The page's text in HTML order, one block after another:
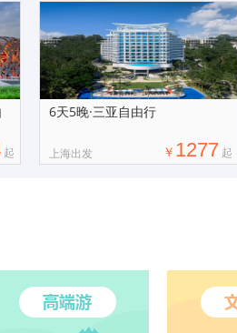
起
6天5晚·三亚自由行
上海出发 ￥ 1277 起